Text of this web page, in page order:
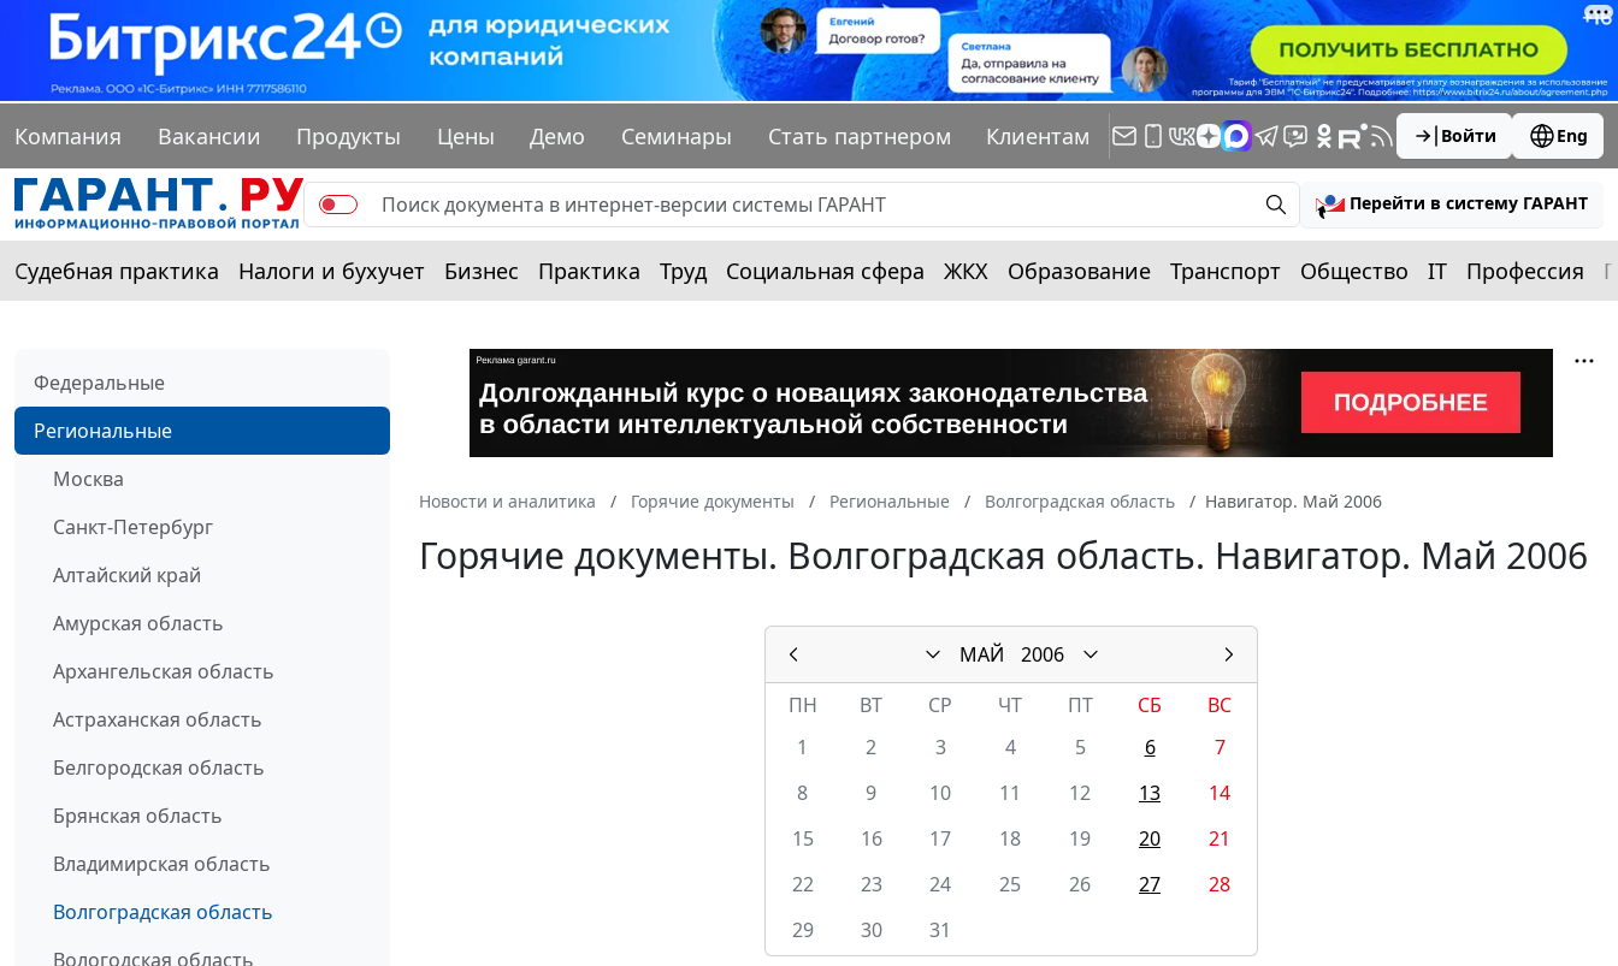
Компания Вакансии Продукты Цены Демо Семинары Стать партнером Клиентам Войти Eng
Перейти в систему ГАРАНТ
Судебная практика Налоги и бухучет Бизнес Практика Труд Социальная сфера ЖКХ Образование Транспорт Общество IT Профессия
Федеральные
Региональные
Москва
Санкт-Петербург
Алтайский край
Амурская область
Архангельская область
Астраханская область
Белгородская область
Брянская область
Владимирская область
Волгоградская область
Вологодская область
Новости и аналитика Горячие документы Региональные Волгоградская область Навигатор. Май 2006
Горячие документы. Волгоградская область. Навигатор. Май 2006
МАЙ
2006
ПН
ВТ СР ЧТ ПТ СБ
ВС
1
2 3 4 5 6
7
8
9 10 11 12 13
14
15
16 17 18 19 20
21
22
23 24 25 26 27
28
29
30 31